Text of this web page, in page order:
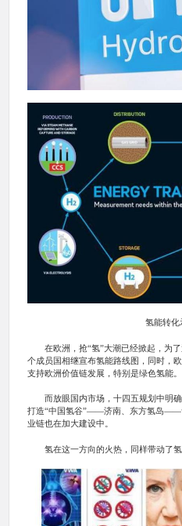
氢能转化
在欧洲，抢“氢”大潮已经掀起，为
个成员国相继宣布氢能路线图，同时，
支持欧洲价值链发展，特别是绿色氢能。
而放眼国内市场，十四五规划中明
打造“中国氢谷”——济南、东方氢岛——
业链也在加大建设中。
氢在这一方向的火热，同样带动了